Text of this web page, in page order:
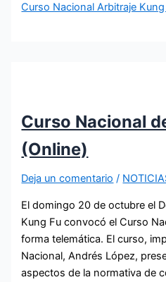
Curso Nacional Arbitraje
Curso Nacional
(Online)
Deja un comentario /
El domingo 20 de octubre el
Kung Fu convocó el Curso
forma telemática. El curso,
Nacional, Andrés López,
aspectos de la normativa de